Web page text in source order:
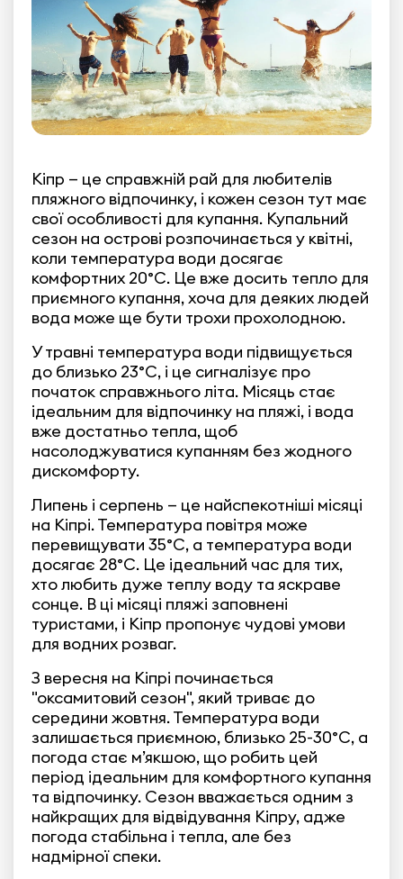
Кіпр — це справжній рай для любителів
пляжного відпочинку, і кожен сезон тут має
свої особливості для купання. Купальний
сезон на острові розпочинається у квітні,
коли температура води досягає
комфортних 20°C. Це вже досить тепло для
приємного купання, хоча для деяких людей
вода може ще бути трохи прохолодною.
У травні температура води підвищується
до близько 23°C, і це сигналізує про
початок справжнього літа. Місяць стає
ідеальним для відпочинку на пляжі, і вода
вже достатньо тепла, щоб
насолоджуватися купанням без жодного
дискомфорту.
Липень і серпень — це найспекотніші місяці
на Кіпрі. Температура повітря може
перевищувати 35°C, а температура води
досягає 28°C. Це ідеальний час для тих,
хто любить дуже теплу воду та яскраве
сонце. В ці місяці пляжі заповнені
туристами, і Кіпр пропонує чудові умови
для водних розваг.
З вересня на Кіпрі починається
"оксамитовий сезон", який триває до
середини жовтня. Температура води
залишається приємною, близько 25-30°C, а
погода стає м’якшою, що робить цей
період ідеальним для комфортного купання
та відпочинку. Сезон вважається одним з
найкращих для відвідування Кіпру, адже
погода стабільна і тепла, але без
надмірної спеки.